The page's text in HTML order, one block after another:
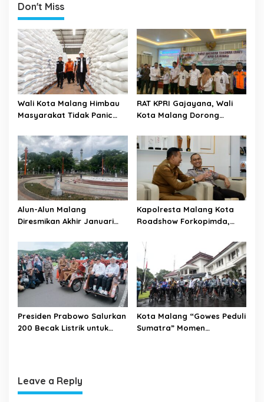
Don't Miss
Wali Kota Malang Himbau
Masyarakat Tidak Panic
RAT KPRI Gajayana, Wali
Kota Malang Dorong
Kesejahteraan ASN
Alun-Alun Malang
Diresmikan Akhir Januari
Kapolresta Malang Kota
Roadshow Forkopimda,
Pemetaan Kamtibmas
Presiden Prabowo Salurkan
200 Becak Listrik untuk
Kota Malang “Gowes Peduli
Sumatra” Momen
Leave a Reply